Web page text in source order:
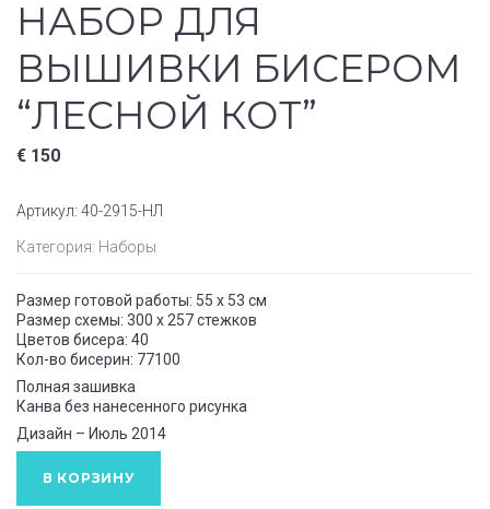
НАБОР ДЛЯ
ВЫШИВКИ БИСЕРОМ
“ЛЕСНОЙ КОТ”
€ 150
Артикул: 40-2915-НЛ
Категория: Наборы
Размер готовой работы: 55 x 53 см
Размер схемы: 300 x 257 стежков
Цветов бисера: 40
Кол-во бисерин: 77100
Полная зашивка
Канва без нанесенного рисунка
Дизайн – Июль 2014
В КОРЗИНУ